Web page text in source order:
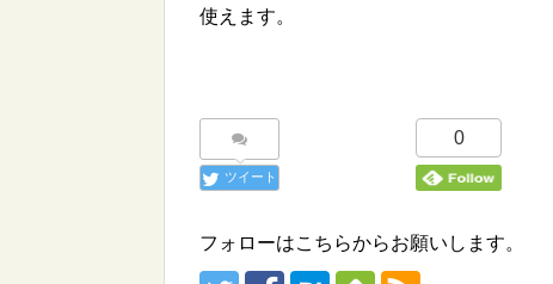
使えます。
ツイート
0
フォローはこちらからお願いします。